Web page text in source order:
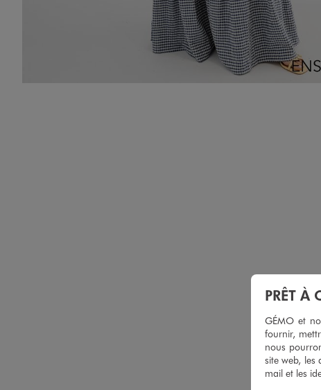
PRÊT À
GÉMO et
fournir,
nous
site web, les
mail et les